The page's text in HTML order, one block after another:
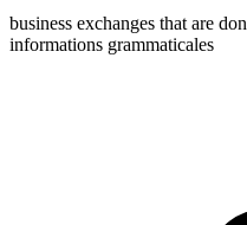
business exchanges that are
informations grammaticales